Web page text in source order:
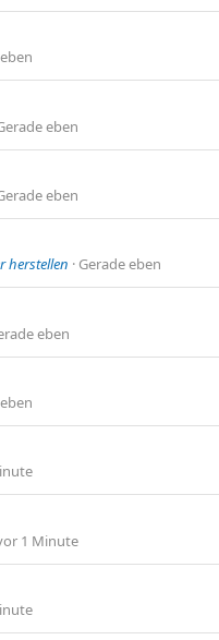
eben
eben
herstellen Gerade eben
eben
1 Minute